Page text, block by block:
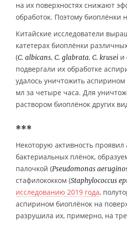
на их поверхностях снижают
обработок. Поэтому биоплёнки
Китайские исследователи
катетерах биоплёнки
(C. albicans, C. glabrata, C. krusei и
подвергали их обработке
удалось уничтожить
мл за четыре часа. Для
раствором биоплёнок других
***
Некоторую активность
бактериальных плёнок,
палочкой (Pseudomonas
стафилококком (Staphylococcus
исследованию 2019 года,
аспирином биоплёнок на
разрушила их, примерно, на